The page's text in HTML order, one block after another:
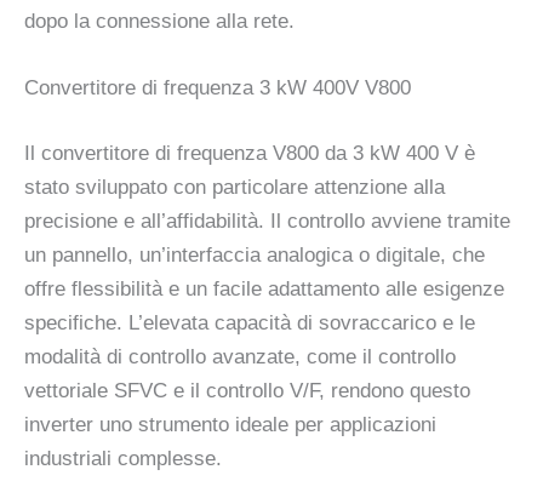
dopo la connessione alla rete.
Convertitore di frequenza 3 kW 400V V800
Il convertitore di frequenza V800 da 3 kW 400 V è
stato sviluppato con particolare attenzione alla
precisione e all’affidabilità. Il controllo avviene tramite
un pannello, un’interfaccia analogica o digitale, che
offre flessibilità e un facile adattamento alle esigenze
specifiche. L’elevata capacità di sovraccarico e le
modalità di controllo avanzate, come il controllo
vettoriale SFVC e il controllo V/F, rendono questo
inverter uno strumento ideale per applicazioni
industriali complesse.